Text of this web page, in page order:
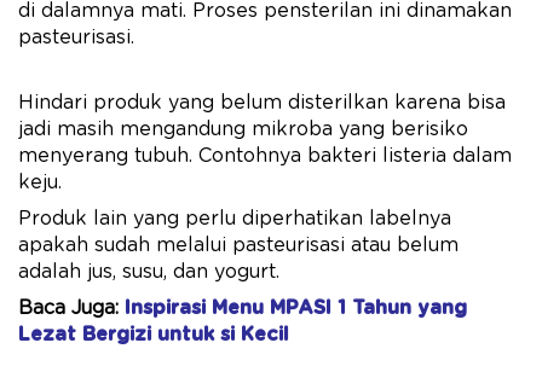
di dalamnya mati. Proses pensterilan ini dinamakan
pasteurisasi.
Hindari produk yang belum disterilkan karena bisa
jadi masih mengandung mikroba yang berisiko
menyerang tubuh. Contohnya bakteri listeria dalam
keju.
Produk lain yang perlu diperhatikan labelnya
apakah sudah melalui pasteurisasi atau belum
adalah jus, susu, dan yogurt.
Baca Juga: Inspirasi Menu MPASI 1 Tahun yang
Lezat Bergizi untuk si Kecil